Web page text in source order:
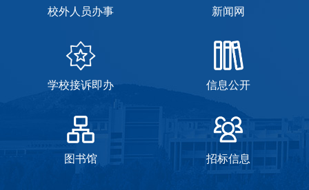
校外人员办事 新闻网
学校接诉即办 信息公开
图书馆 招标信息